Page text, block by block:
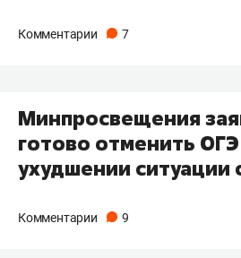
Комментарии 7
Минпросвещения
готово отменить
ухудшении ситуации
Комментарии 9